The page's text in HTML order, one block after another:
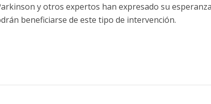
y otros expertos han expresado su
beneficiarse de este tipo de intervención.